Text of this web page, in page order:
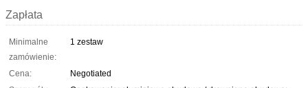
Zapłata
Minimalne
zamówienie:
1 zestaw
Cena:
Negotiated